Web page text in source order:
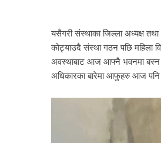
यसैगरी संस्थाका जिल्ला अध्यक्ष
कोट्याउदै संस्था गठन पछि महिला
अवस्थाबाट आज आफ्नै भवनमा बस्न
अधिकारका बारेमा आफुहरु आज पनि